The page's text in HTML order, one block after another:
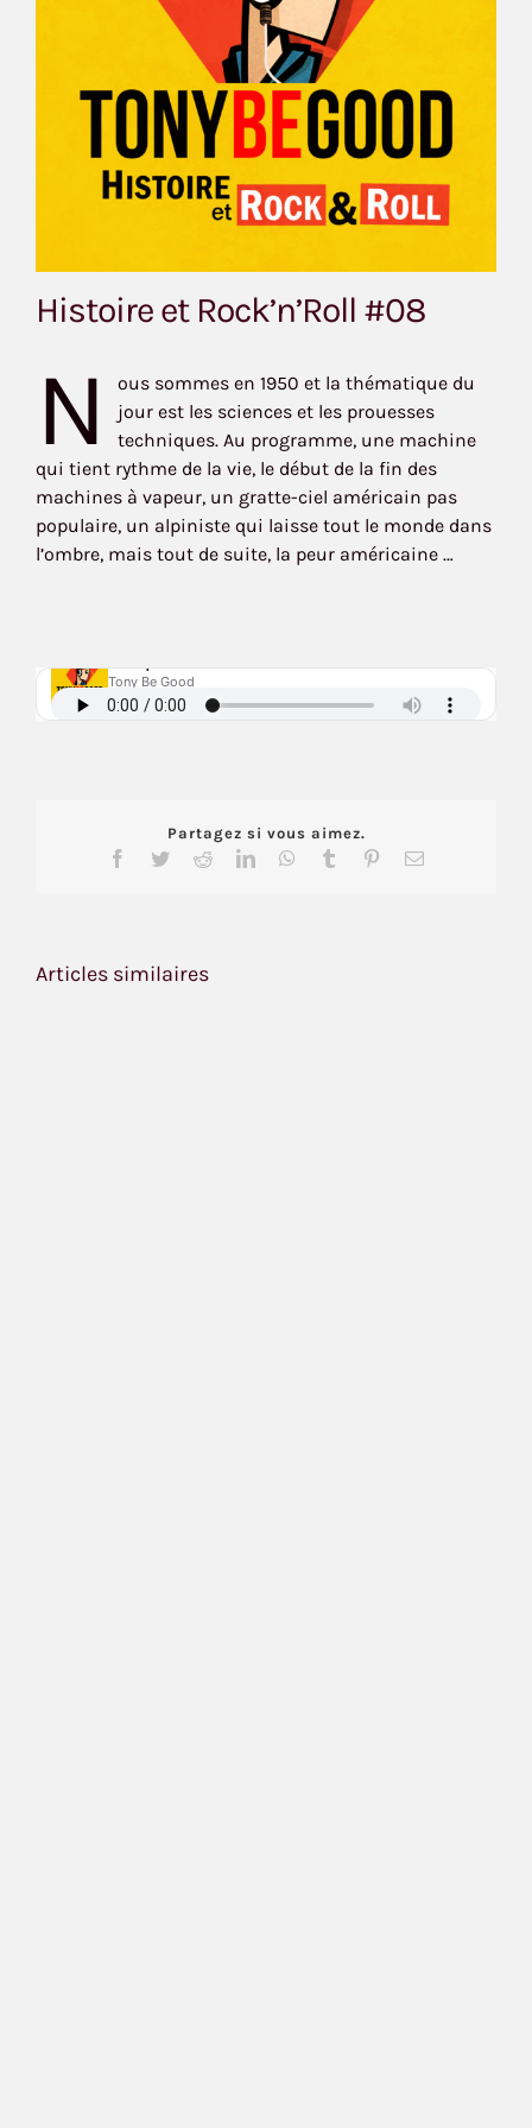
Histoire et Rock’n’Roll #08
N
ous sommes en 1950 et la thématique du
jour est les sciences et les prouesses
techniques. Au programme, une machine
qui tient rythme de la vie, le début de la fin des
machines à vapeur, un gratte-ciel américain pas
populaire, un alpiniste qui laisse tout le monde dans
l’ombre, mais tout de suite, la peur américaine …
Partagez si vous aimez.
Facebook
TwitterRedditLinkedInWhatsApp
Tumblr PinterestEmail
Articles similaires